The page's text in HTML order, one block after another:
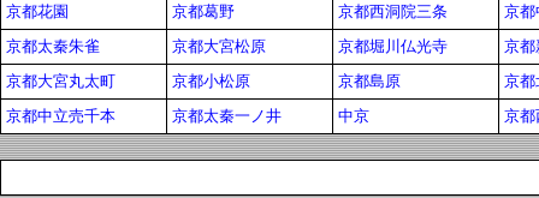
京都花園
京都葛野 京都西洞院三条
京都
京都太秦朱雀
京都大宮松原 京都堀川仏光寺
京都
京都大宮丸太町
京都小松原 京都島原
京都
京都中立売千本
京都太秦一ノ井 中京 京都